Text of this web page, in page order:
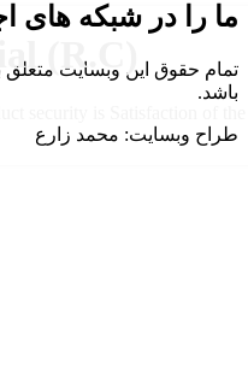
(R.C)
ما را در شبکه های
تمام حقوق این وبسایت متعلق
باشد.
طراح وبسایت: محمد زارع